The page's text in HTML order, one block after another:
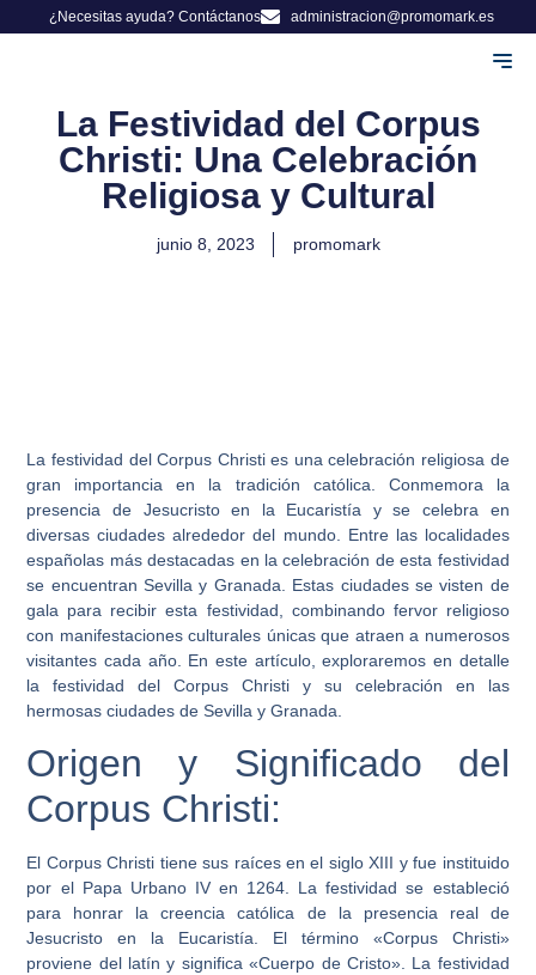
¿Necesitas ayuda? Contáctanos administracion@promomark.es
La Festividad del Corpus
Christi: Una Celebración
Religiosa y Cultural
junio 8, 2023 promomark
La festividad del Corpus Christi es una celebración religiosa de
gran importancia en la tradición católica. Conmemora la
presencia de Jesucristo en la Eucaristía y se celebra en
diversas ciudades alrededor del mundo. Entre las localidades
españolas más destacadas en la celebración de esta festividad
se encuentran Sevilla y Granada. Estas ciudades se visten de
gala para recibir esta festividad, combinando fervor religioso
con manifestaciones culturales únicas que atraen a numerosos
visitantes cada año. En este artículo, exploraremos en detalle
la festividad del Corpus Christi y su celebración en las
hermosas ciudades de Sevilla y Granada.
Origen y Significado del
Corpus Christi:
El Corpus Christi tiene sus raíces en el siglo XIII y fue instituido
por el Papa Urbano IV en 1264. La festividad se estableció
para honrar la creencia católica de la presencia real de
Jesucristo en la Eucaristía. El término «Corpus Christi»
proviene del latín y significa «Cuerpo de Cristo». La festividad